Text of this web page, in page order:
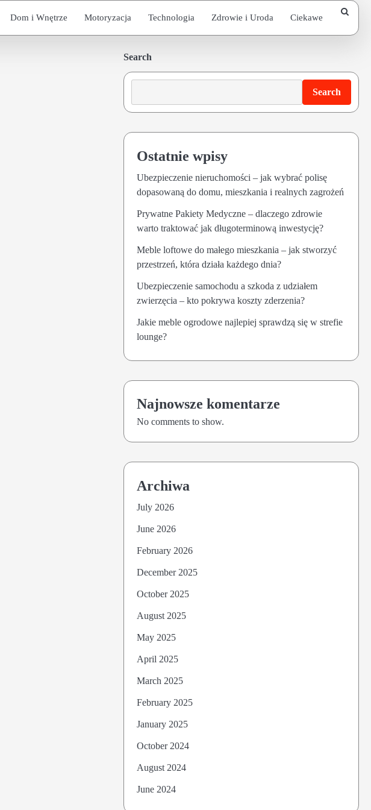
Dom i Wnętrze Motoryzacja Technologia Zdrowie i Uroda Ciekawe
Search
Search
Ostatnie wpisy
Ubezpieczenie nieruchomości – jak wybrać polisę
dopasowaną do domu, mieszkania i realnych zagrożeń
Prywatne Pakiety Medyczne – dlaczego zdrowie
warto traktować jak długoterminową inwestycję?
Meble loftowe do małego mieszkania – jak stworzyć
przestrzeń, która działa każdego dnia?
Ubezpieczenie samochodu a szkoda z udziałem
zwierzęcia – kto pokrywa koszty zderzenia?
Jakie meble ogrodowe najlepiej sprawdzą się w strefie
lounge?
Najnowsze komentarze
No comments to show.
Archiwa
July 2026
June 2026
February 2026
December 2025
October 2025
August 2025
May 2025
April 2025
March 2025
February 2025
January 2025
October 2024
August 2024
June 2024